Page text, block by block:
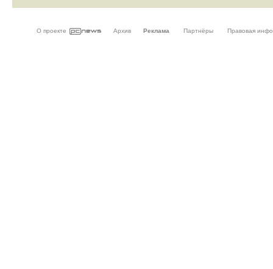
О проекте Архив Реклама Партнёры Правовая